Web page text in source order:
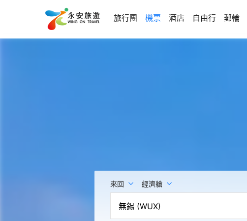
旅行團 機票 酒店 自由行 郵輪
來回 經濟艙